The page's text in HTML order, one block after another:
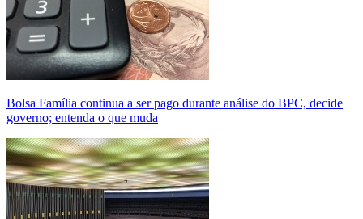
Bolsa Família continua a ser pago durante análise do BPC, decide
governo; entenda o que muda